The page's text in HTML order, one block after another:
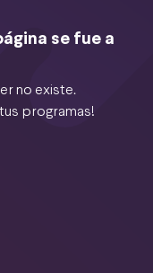
se fue a
no existe.
programas!